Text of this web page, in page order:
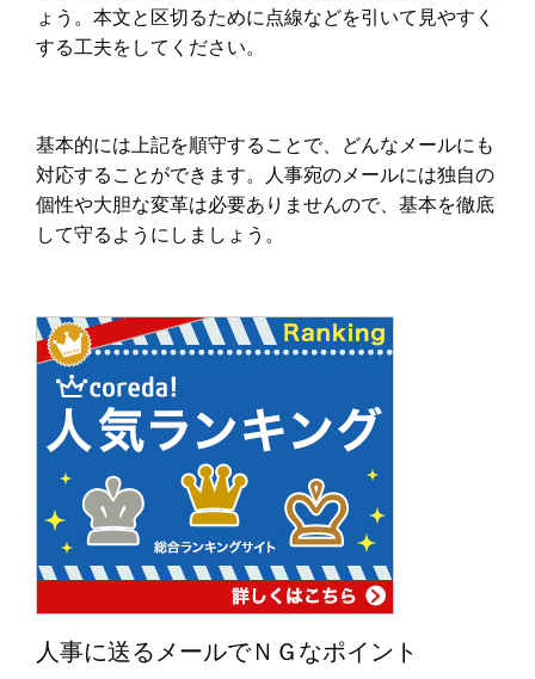
ょう。本文と区切るために点線などを引いて見やすく
する工夫をしてください。
基本的には上記を順守することで、どんなメールにも
対応することができます。人事宛のメールには独自の
個性や大胆な変革は必要ありませんので、基本を徹底
して守るようにしましょう。
人事に送るメールでＮＧなポイント